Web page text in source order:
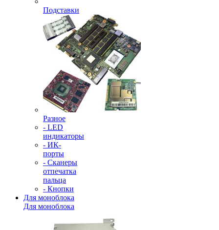
Подставки
Разное
- LED
индикаторы
- ИК-
порты
- Сканеры
отпечатка
пальца
- Кнопки
Для моноблока
Для моноблока